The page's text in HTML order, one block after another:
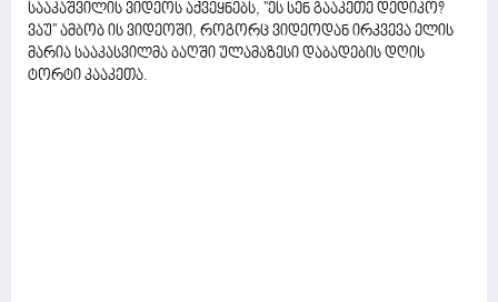
სააკაშვილის ვიდეოს აქვეყნებს, ''ეს სენ გააკეთე დედიკო?
ვაუ'' ამბობ ის ვიდეოში, როგორც ვიდეოდან ირკვევა ელის
მარია სააკასვილმა ბაღში ულამაზესი დაბადების დღის
ტორტი კააკეთა.